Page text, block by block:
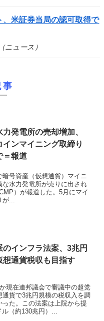
、米証券当局の認可取得で
ニュース）
事
力発電所の売却増加、
インマイニング取締り
＝報道
号資産（仮想通貨）マイニ
水力発電所が売りに出され
）が報道した。5月にマイ
...
のインフラ法案、3兆円
想通貨税収も目指す
現在連邦議会で審議中の超党
貨で3兆円規模の税収入を調
た。この法案は上院から提
（約130兆円）...